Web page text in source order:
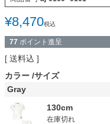
¥8,470税込
77 ポイント進呈
送料込
カラー サイズ
Gray
130cm
在庫切れ